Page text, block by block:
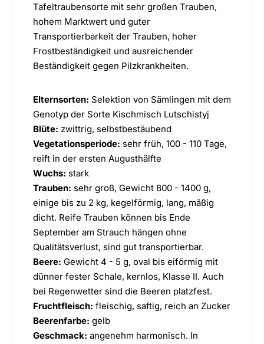
Tafeltraubensorte mit sehr großen Trauben,
hohem Marktwert und guter
Transportierbarkeit der Trauben, hoher
Frostbeständigkeit und ausreichender
Beständigkeit gegen Pilzkrankheiten.
Elternsorten: Selektion von Sämlingen mit dem
Genotyp der Sorte Kischmisch Lutschistyj
Blüte: zwittrig, selbstbestäubend
Vegetationsperiode: sehr früh, 100 - 110 Tage,
reift in der ersten Augusthälfte
Wuchs: stark
Trauben: sehr groß, Gewicht 800 - 1400 g,
einige bis zu 2 kg, kegelförmig, lang, mäßig
dicht. Reife Trauben können bis Ende
September am Strauch hängen ohne
Qualitätsverlust, sind gut transportierbar.
Beere: Gewicht 4 - 5 g, oval bis eiförmig mit
dünner fester Schale, kernlos, Klasse II. Auch
bei Regenwetter sind die Beeren platzfest.
Fruchtfleisch: fleischig, saftig, reich an Zucker
Beerenfarbe: gelb
Geschmack: angenehm harmonisch. In